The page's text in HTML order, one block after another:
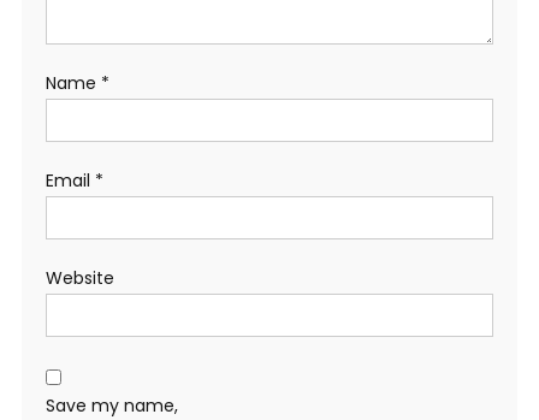
Name *
Email *
Website
Save my name,